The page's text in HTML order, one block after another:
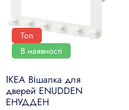
Топ
В наявності
ІКЕА Вішалка для
дверей ENUDDEN
ЕНУДДЕН